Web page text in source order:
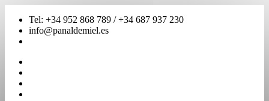
contenido
Tel: +34 952 868 789 / +34 687 937 230
info@panaldemiel.es